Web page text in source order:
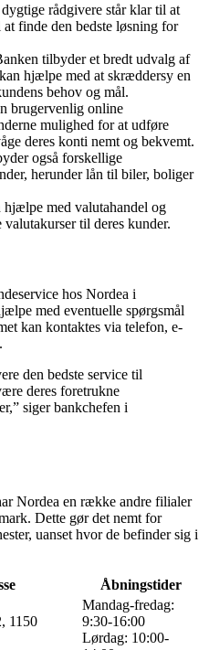
rådgivere står klar til at
finde den bedste løsning for
tilbyder et bredt udvalg af
hjælpe med at skræddersy en
behov og mål.
brugervenlig online
mulighed for at udføre
deres konti nemt og bekvemt.
også forskellige
herunder lån til biler, boliger
hjælpe med valutahandel og
til deres kunder.
hos Nordea i
med eventuelle spørgsmål
kan kontaktes via telefon, e-
den bedste service til
deres foretrukne
siger bankchefen i
Nordea en række andre filialer
Dette gør det nemt for
uanset hvor de befinder sig i
Åbningstider
1150
Mandag-fredag:
9:30-16:00
Lørdag: 10:00-